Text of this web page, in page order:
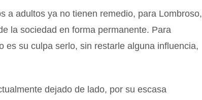
a adultos ya no tienen remedio, para Lombroso,
la sociedad en forma permanente. Para
es su culpa serlo, sin restarle alguna influencia,
dejado de lado, por su escasa